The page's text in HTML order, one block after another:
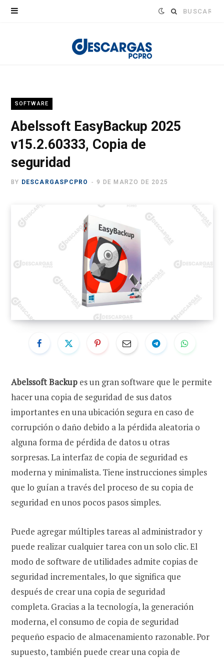
Buscar:
SOFTWARE
Abelssoft EasyBackup 2025
v15.2.60333, Copia de
seguridad
BY DESCARGASPCPRO 9 DE MARZO DE 2025
Abelssoft Backup es un gran software que le permite
hacer una copia de seguridad de sus datos
importantes en una ubicación segura en caso de
corrupción o daño debido a la pérdida aleatoria o
alguna forma de pérdida de datos u otras
sorpresas. La interfaz de copia de seguridad es
moderna y minimalista. Tiene instrucciones simples
que lo guían a través del proceso de su copia de
seguridad en unos pocos pasos simples.
Puede agregar múltiples tareas al administrador y
puede realizar cualquier tarea con un solo clic. El
modo de software de utilidades admite copias de
seguridad incrementales, lo que significa que
después de crear una copia de seguridad
completa. Gracias a la tecnología, la generación
moderna, el consumo de copia de seguridad
pequeño espacio de almacenamiento razonable. Por
supuesto, también puede crear una copia de